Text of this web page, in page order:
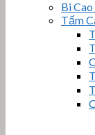
Bi Cao
Tấm